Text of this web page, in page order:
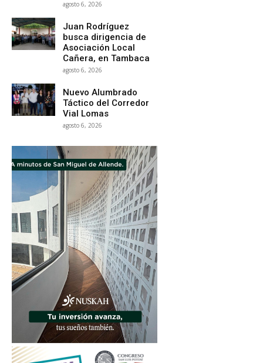
agosto 6, 2026
Juan Rodríguez
busca dirigencia de
Asociación Local
Cañera, en Tambaca
agosto 6, 2026
Nuevo Alumbrado
Táctico del Corredor
Vial Lomas
agosto 6, 2026